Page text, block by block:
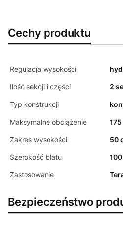
Cechy produktu
Regulacja wysokości
Ilość sekcji i części 2
Typ konstrukcji
Maksymalne obciążenie 175
Zakres wysokości 50
Szerokość blatu
Zastosowanie
Bezpieczeństwo